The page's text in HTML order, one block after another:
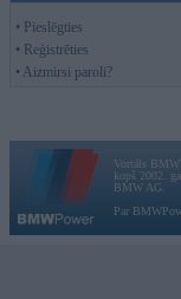
• Pieslēgties
• Reģistrēties
• Aizmirsi paroli?
Vortāls
kopš 2002.
BMW AG.
Par